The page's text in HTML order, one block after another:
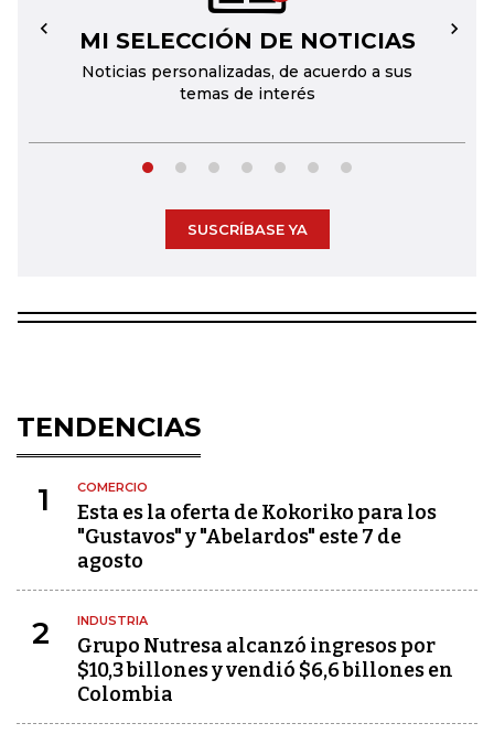
MI SELECCIÓN DE NOTICIAS
Noticias personalizadas, de acuerdo a sus
temas de interés
← →
SUSCRÍBASE YA
TENDENCIAS
1 COMERCIO
Esta es la oferta de Kokoriko para los
"Gustavos" y "Abelardos" este 7 de
agosto
2 INDUSTRIA
Grupo Nutresa alcanzó ingresos por
$10,3 billones y vendió $6,6 billones en
Colombia